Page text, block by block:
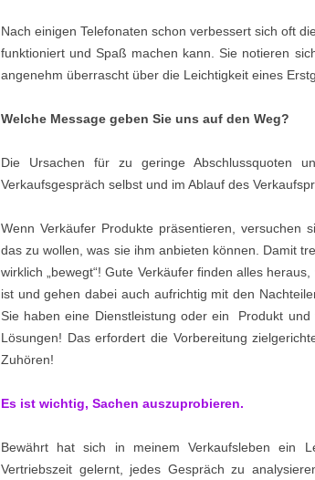
Nach einigen Telefonaten schon verbessert sich oft
funktioniert und Spaß machen kann. Sie notieren
angenehm überrascht über die Leichtigkeit eines
Welche Message geben Sie uns auf den Weg?
Die Ursachen für zu geringe Abschlussquoten
Verkaufsgespräch selbst und im Ablauf des
Wenn Verkäufer Produkte präsentieren, versuchen
das zu wollen, was sie ihm anbieten können. Damit
wirklich „bewegt“! Gute Verkäufer finden alles
ist und gehen dabei auch aufrichtig mit den
Sie haben eine Dienstleistung oder ein Produkt
Lösungen! Das erfordert die Vorbereitung
Zuhören!
Es ist wichtig, Sachen auszuprobieren.
Bewährt hat sich in meinem Verkaufsleben ein
Vertriebszeit gelernt, jedes Gespräch zu